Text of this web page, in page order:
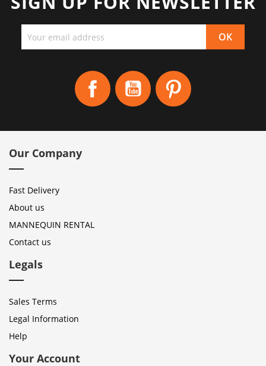
Facebook YouTube
Our Company
Fast Delivery
About us
MANNEQUIN RENTAL
Contact us
Legals
Sales Terms
Legal Information
Help
Your Account